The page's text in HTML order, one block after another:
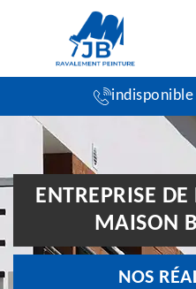
indisponible
ENTREPRISE
MAISON
NOS